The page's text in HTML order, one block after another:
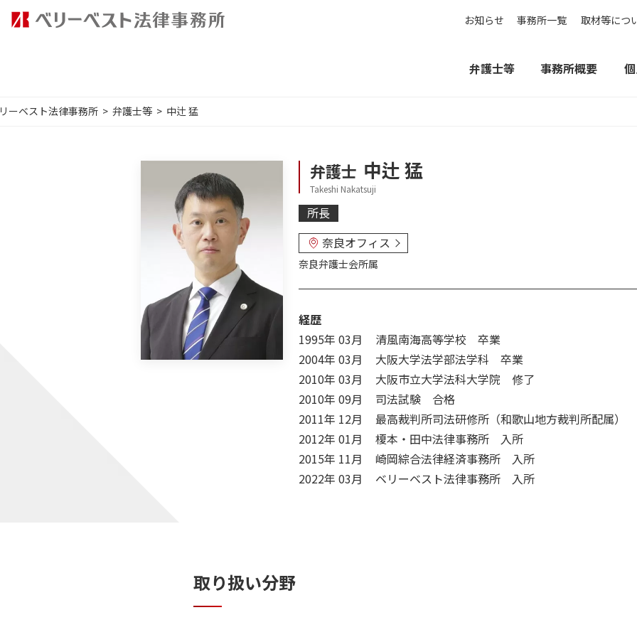
お知らせ 事務所一覧 取材等につ
弁護士等 事務所概要
ーベスト法律事務所 弁護士等 中辻 猛
弁護士 中辻 猛
Takeshi Nakatsuji
所長
奈良オフィス
奈良弁護士会所属
経歴
1995年 03月
清風南海高等学校 卒業
2004年 03月
大阪大学法学部法学科 卒業
2010年 03月
大阪市立大学法科大学院 修了
2010年 09月
司法試験 合格
2011年 12月
最高裁判所司法研修所（和歌山地方裁判所配属）
2012年 01月
榎本・田中法律事務所 入所
2015年 11月
崎岡綜合法律経済事務所 入所
2022年 03月
ベリーベスト法律事務所 入所
取り扱い分野